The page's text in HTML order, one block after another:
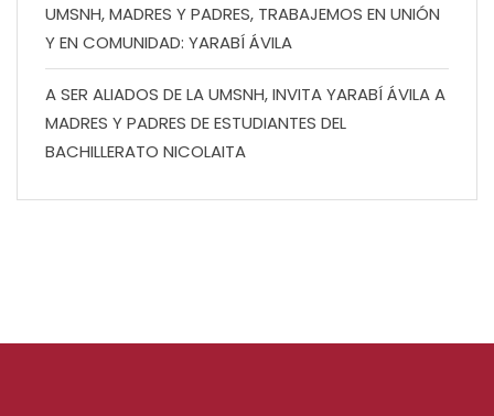
UMSNH, MADRES Y PADRES, TRABAJEMOS EN UNIÓN
Y EN COMUNIDAD: YARABÍ ÁVILA
A SER ALIADOS DE LA UMSNH, INVITA YARABÍ ÁVILA A
MADRES Y PADRES DE ESTUDIANTES DEL
BACHILLERATO NICOLAITA